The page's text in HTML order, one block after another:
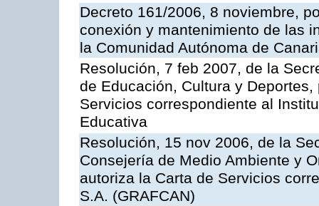
Decreto 161/2006, 8 noviembre,
conexión y mantenimiento de las
la Comunidad Autónoma de
Resolución, 7 feb 2007, de la
de Educación, Cultura y
Servicios correspondiente al
Educativa
Resolución, 15 nov 2006, de la
Consejería de Medio Ambiente y
autoriza la Carta de Servicios
S.A. (GRAFCAN)